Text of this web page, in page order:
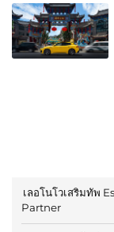
เลอโนโวเสริมทัพ
Partner